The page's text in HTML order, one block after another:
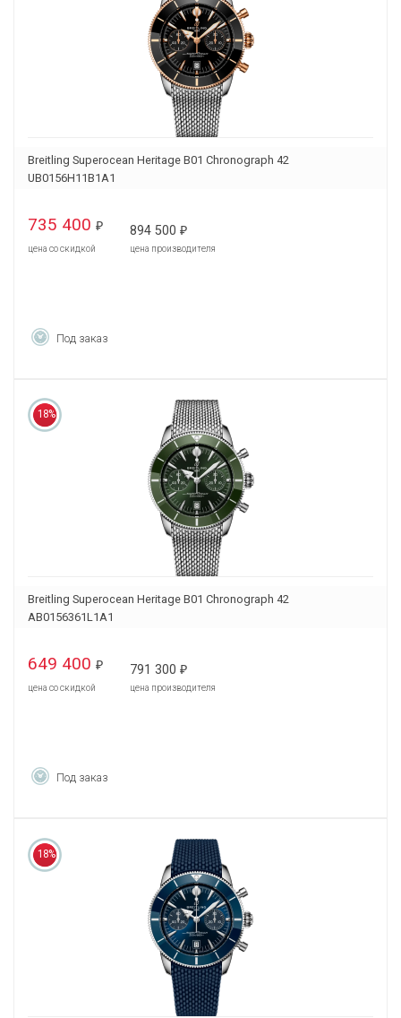
Breitling Superocean Heritage B01 Chronograph 42
UB0156H11B1A1
735 400 ₽
цена со скидкой
894 500 ₽
цена производителя
Под заказ
18%
Breitling Superocean Heritage B01 Chronograph 42
AB0156361L1A1
649 400 ₽
цена со скидкой
791 300 ₽
цена производителя
Под заказ
18%